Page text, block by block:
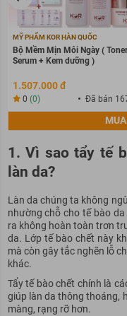
MỸ PHẨM KOR HÀN QUỐC
Bộ Mềm Mịn Mỗi Ngày (
Serum + Kem dưỡng )
1.507.000 đ
0 (0) Đã bán
1. Vì sao tẩy tế
làn da?
Làn da chúng ta không
nhường chỗ cho tế bào
ra không hoàn toàn trơn
da. Lớp tế bào chết này
mà còn gây tắc nghẽn lỗ
khác.
Tẩy tế bào chết chính là
giúp làn da thông thoáng,
màng, rạng rỡ hơn.